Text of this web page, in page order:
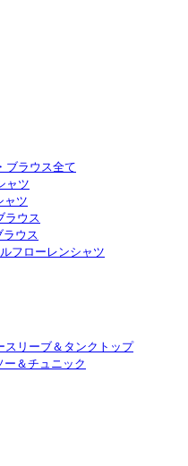
ブラウス全て
ャツ
ャツ
ラウス
ラウス
フローレンシャツ
スリーブ＆タンクトップ
ー＆チュニック